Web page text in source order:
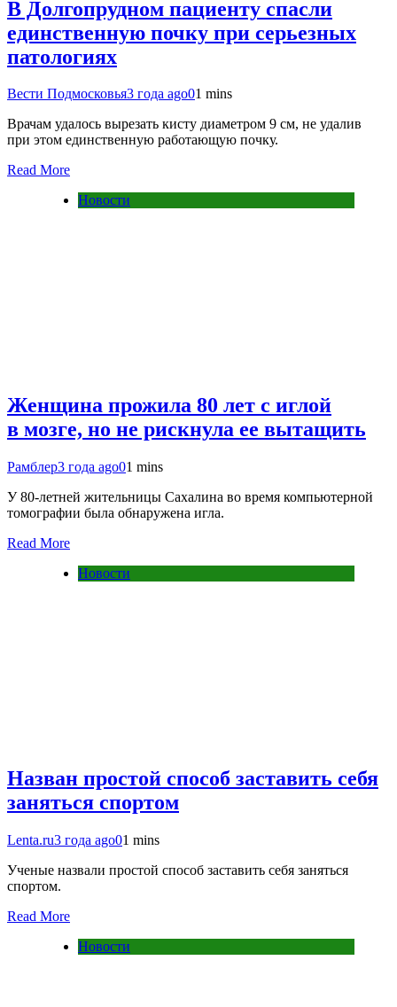
В Долгопрудном пациенту спасли
единственную почку при серьезных
патологиях
Вести Подмосковья3 года ago01 mins
Врачам удалось вырезать кисту диаметром 9 см, не удалив
при этом единственную работающую почку.
Read More
Новости
Женщина прожила 80 лет с иглой
в мозге, но не рискнула ее вытащить
Рамблер3 года ago01 mins
У 80-летней жительницы Сахалина во время компьютерной
томографии была обнаружена игла.
Read More
Новости
Назван простой способ заставить себя
заняться спортом
Lenta.ru3 года ago01 mins
Ученые назвали простой способ заставить себя заняться
спортом.
Read More
Новости